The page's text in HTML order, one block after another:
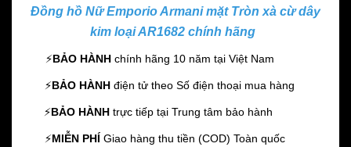
Đồng hồ Nữ Emporio Armani mặt Tròn xà cừ dây
kim loại AR1682 chính hãng
⚡️BẢO HÀNH chính hãng 10 năm tại Việt Nam
⚡️BẢO HÀNH điện tử theo Số điện thoại mua hàng
⚡️BẢO HÀNH trực tiếp tại Trung tâm bảo hành
⚡️MIỄN PHÍ Giao hàng thu tiền (COD) Toàn quốc